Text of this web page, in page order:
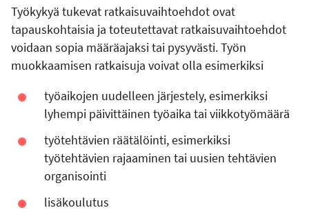
Työkykyä tukevat ratkaisuvaihtoehdot ovat
tapauskohtaisia ja toteutettavat ratkaisuvaihtoehdot
voidaan sopia määräajaksi tai pysyvästi. Työn
muokkaamisen ratkaisuja voivat olla esimerkiksi
työaikojen uudelleen järjestely, esimerkiksi
lyhempi päivittäinen työaika tai viikkotyömäärä
työtehtävien räätälöinti, esimerkiksi
työtehtävien rajaaminen tai uusien tehtävien
organisointi
lisäkoulutus